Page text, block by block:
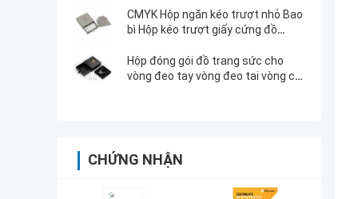
CMYK Hộp ngăn kéo trượt nhỏ Bao
bì Hộp kéo trượt giấy cứng đồ
Hộp đóng gói đồ trang sức cho
vòng đeo tay vòng đeo tai vòng cổ
CHỨNG NHẬN